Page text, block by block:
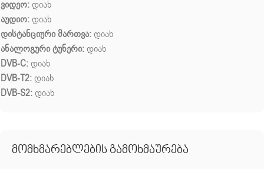
ვიდეო: დიახ
აუდიო: დიახ
დისტანციური მართვა: დიახ
ანალოგური ტუნერი: დიახ
DVB-C: დიახ
DVB-T2: დიახ
DVB-S2: დიახ
მომხმარებლების გამოხმაურება